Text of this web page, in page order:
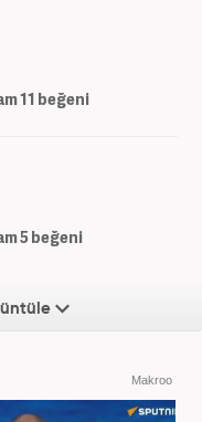
11 beğeni
5beğeni
Makroo